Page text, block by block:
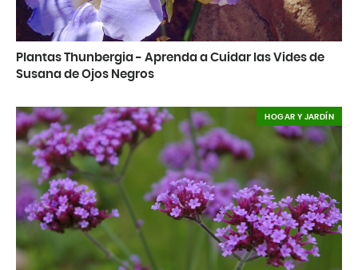
Plantas Thunbergia - Aprenda a Cuidar las Vides de
Susana de Ojos Negros
HOGAR Y JARDÍN